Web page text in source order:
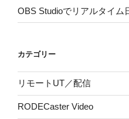
OBS Studioでリアルタイム
カテゴリー
リモートUT／配信
RODECaster Video